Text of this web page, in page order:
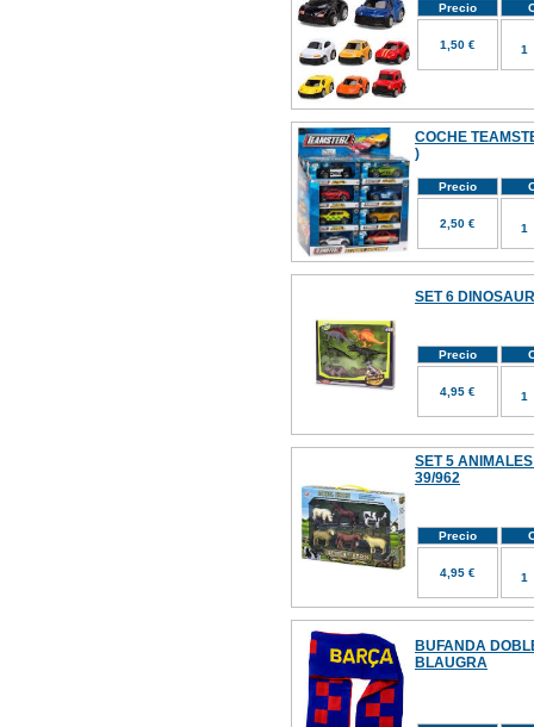
Precio
1,50 €
COCHE
)
Precio
2,50 €
SET 6
Precio
4,95 €
SET 5
39/962
Precio
4,95 €
BUFANDA
BLAUGRA